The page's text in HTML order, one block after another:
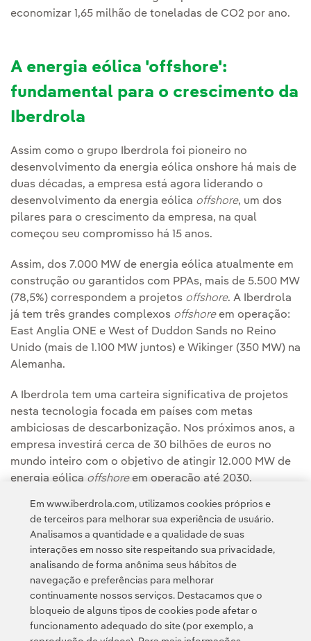
economizar 1,65 milhão de toneladas de CO2 por ano.
A energia eólica 'offshore':
fundamental para o crescimento da
Iberdrola
Assim como o grupo Iberdrola foi pioneiro no
desenvolvimento da energia eólica onshore há mais de
duas décadas, a empresa está agora liderando o
desenvolvimento da energia eólica offshore, um dos
pilares para o crescimento da empresa, na qual
começou seu compromisso há 15 anos.
Assim, dos 7.000 MW de energia eólica atualmente em
construção ou garantidos com PPAs, mais de 5.500 MW
(78,5%) correspondem a projetos offshore. A Iberdrola
já tem três grandes complexos offshoreem operação:
East Anglia ONE e West of Duddon Sands no Reino
Unido (mais de 1.100 MW juntos) e Wikinger (350 MW) na
Alemanha.
A Iberdrola tem uma carteira significativa de projetos
nesta tecnologia focada em países com metas
ambiciosas de descarbonização. Nos próximos anos, a
empresa investirá cerca de 30 bilhões de euros no
mundo inteiro com o objetivo de atingir 12.000 MW de
energia eólica offshoreem operação até 2030.
Política de Privacidade Informação legal
Transparência no uso da IA Política de cookies Configuração de cookies
Em www.iberdrola.com, utilizamos cookies próprios e
de terceiros para melhorar sua experiência de usuário.
Analisamos a quantidade e a qualidade de suas
interações em nosso site respeitando sua privacidade,
analisando de forma anônima seus hábitos de
navegação e preferências para melhorar
continuamente nossos serviços. Destacamos que o
bloqueio de alguns tipos de cookies pode afetar o
funcionamento adequado do site (por exemplo, a